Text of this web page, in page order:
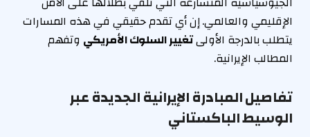
الإقليمي والعالمي. إن أي تقدم حقيقي في هذه المسارات
يتطلب بالدرجة الأولىتغيير السلوك الأمريكي وتفهم
المطالب الإيرانية.
تفاصيل المبادرة الإيرانية الجديدة عبر
الوسيط الباكستاني